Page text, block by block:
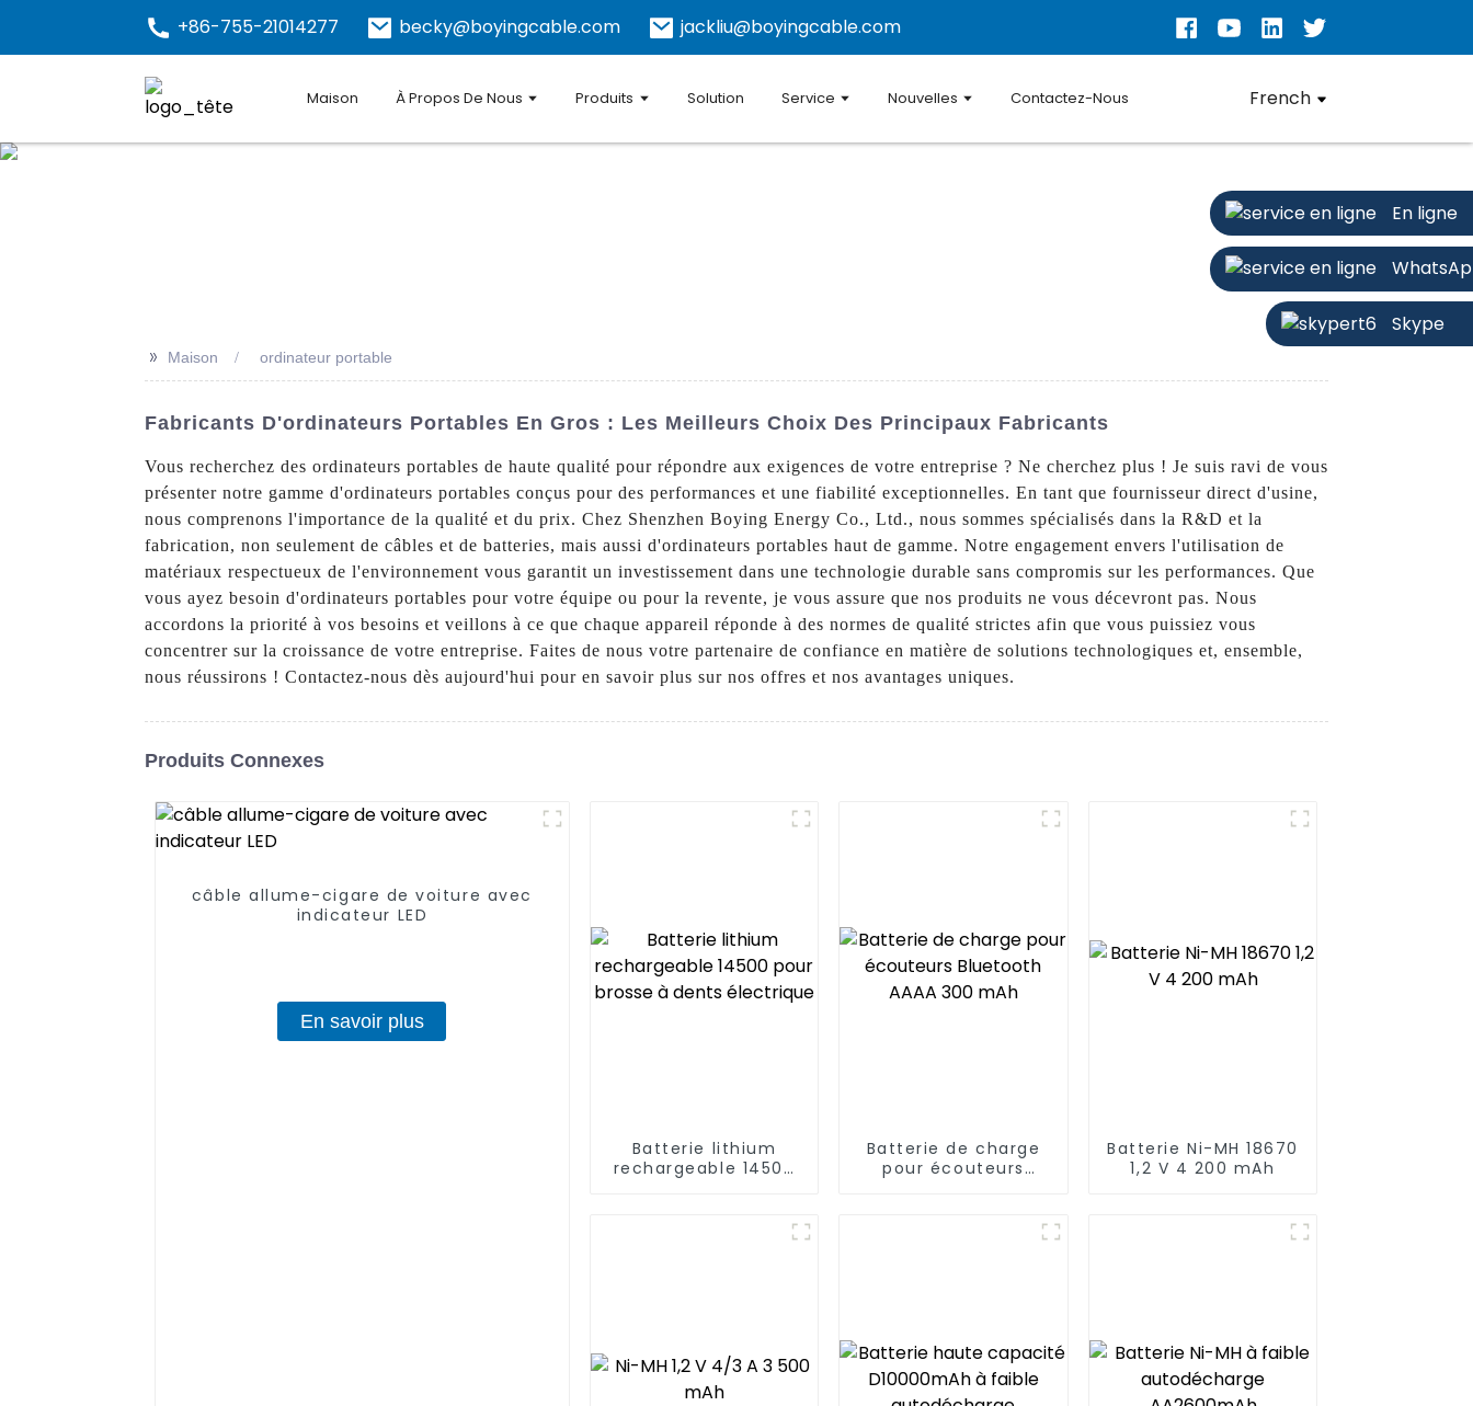
+86-755-21014277 becky@boyingcable.com jackliu@boyingcable.com
Maison À Propos De Nous Produits Solution Service Nouvelles Contactez-Nous French
En ligne
Skype
>> Maison ordinateur portable
Fabricants D'ordinateurs Portables En Gros : Les Meilleurs Choix Des Principaux Fabricants
Vous recherchez des ordinateurs portables de haute qualité pour répondre aux exigences de votre entreprise ? Ne cherchez plus ! Je suis ravi de vous
présenter notre gamme d'ordinateurs portables conçus pour des performances et une fiabilité exceptionnelles. En tant que fournisseur direct d'usine,
nous comprenons l'importance de la qualité et du prix. Chez Shenzhen Boying Energy Co., Ltd., nous sommes spécialisés dans la R&D et la
fabrication, non seulement de câbles et de batteries, mais aussi d'ordinateurs portables haut de gamme. Notre engagement envers l'utilisation de
matériaux respectueux de l'environnement vous garantit un investissement dans une technologie durable sans compromis sur les performances. Que
vous ayez besoin d'ordinateurs portables pour votre équipe ou pour la revente, je vous assure que nos produits ne vous décevront pas. Nous
accordons la priorité à vos besoins et veillons à ce que chaque appareil réponde à des normes de qualité strictes afin que vous puissiez vous
concentrer sur la croissance de votre entreprise. Faites de nous votre partenaire de confiance en matière de solutions technologiques et, ensemble,
nous réussirons ! Contactez-nous dès aujourd'hui pour en savoir plus sur nos offres et nos avantages uniques.
Produits Connexes
câble allume-cigare de voiture avec
indicateur LED
En savoir plus
Batterie lithium
rechargeable 14500
Batterie de charge
pour écouteurs
Batterie Ni-MH 18670
1,2 V 4 200 mAh